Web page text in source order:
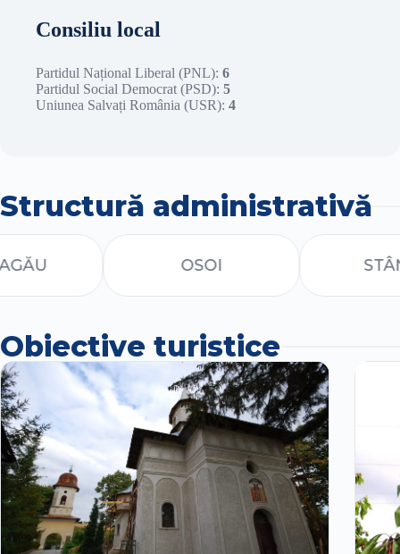
Consiliu local
Partidul Național Liberal (PNL): 6
Partidul Social Democrat (PSD): 5
Uniunea Salvați România (USR): 4
Structură administrativă
OSOI STÂNCA
Obiective turistice